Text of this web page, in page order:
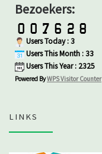
Bezoekers:
Users Today : 3
Users This Month : 33
Users This Year : 2325
Powered ByWPS Visitor Counter
LINKS